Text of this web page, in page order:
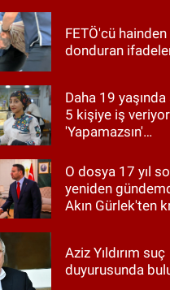
FETÖ'cü
donduran
Daha 19
5 kişiye iş
'Yapamazsın'
cevap
O dosya 17 yıl
yeniden
Akın Gürlek'ten
Aziz Yıldırım suç
duyurusunda